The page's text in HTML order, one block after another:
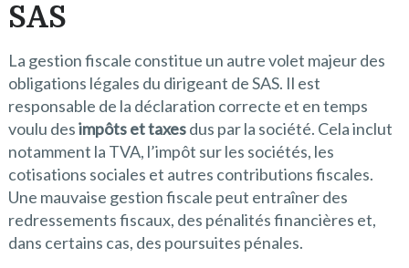
SAS
La gestion fiscale constitue un autre volet majeur des
obligations légales du dirigeant de SAS. Il est
responsable de la déclaration correcte et en temps
voulu desimpôts et taxesdus par la société. Cela inclut
notamment la TVA, l’impôt sur les sociétés, les
cotisations sociales et autres contributions fiscales.
Une mauvaise gestion fiscale peut entraîner des
redressements fiscaux, des pénalités financières et,
dans certains cas, des poursuites pénales.